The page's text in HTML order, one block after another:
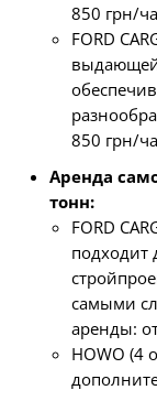
850 грн/
FORD
850 грн/
Аренда
тонн:
FORD
подходит
самыми
аренды:
HOWO (4